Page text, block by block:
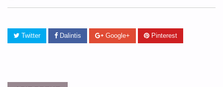
Twitter Dalintis Google+ Pinterest